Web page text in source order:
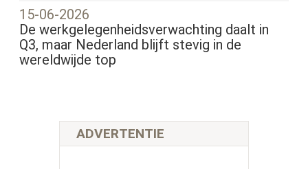
15-06-2026
De werkgelegenheidsverwachting daalt in
Q3, maar Nederland blijft stevig in de
wereldwijde top
ADVERTENTIE